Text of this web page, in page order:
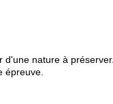
nature à préserver.
épreuve.